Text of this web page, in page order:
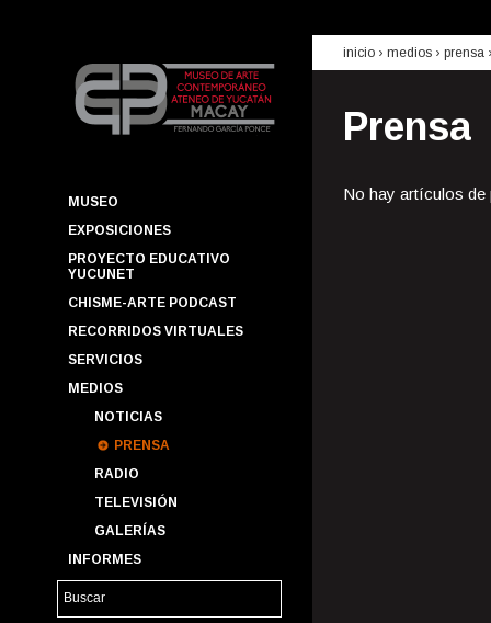
MUSEO
EXPOSICIONES
PROYECTO EDUCATIVO
YUCUNET
CHISME-ARTE PODCAST
RECORRIDOS VIRTUALES
SERVICIOS
MEDIOS
NOTICIAS
PRENSA
RADIO
TELEVISIÓN
GALERÍAS
INFORMES
inicio › medios › prensa
Prensa
No hay artículos de